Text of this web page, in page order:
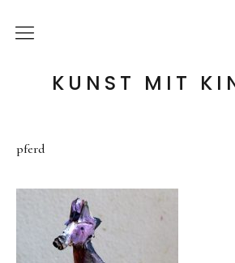
KUNST MIT
die Idee
Tonwerkstatt
Farb-Werkstatt
Wir schaffen
pferd